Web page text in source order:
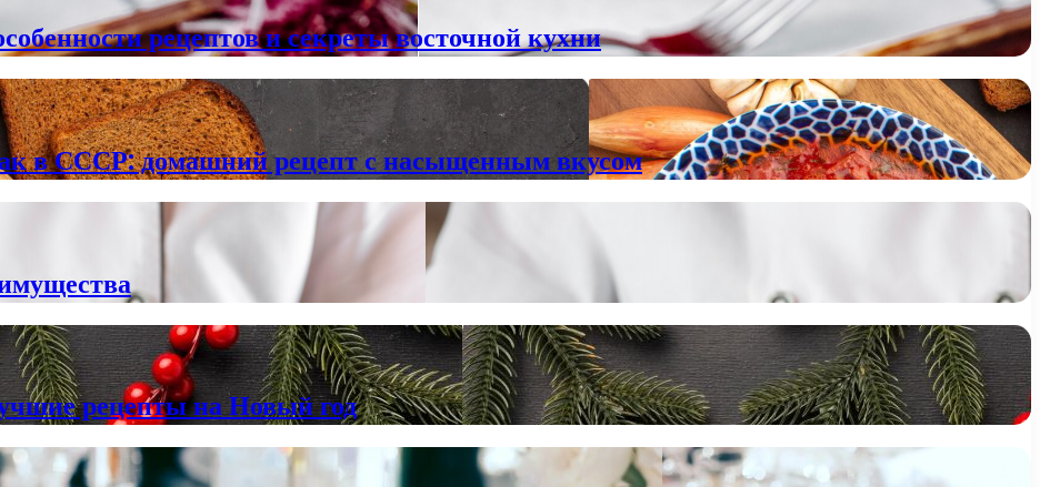
рецептов и секреты восточной кухни
в СССР: домашний рецепт с насыщенным вкусом
рецепты на Новый год